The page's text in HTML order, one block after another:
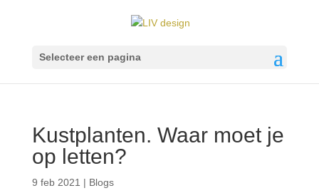
Selecteer een pagina
Kustplanten. Waar moet je
op letten?
9 feb 2021 | Blogs